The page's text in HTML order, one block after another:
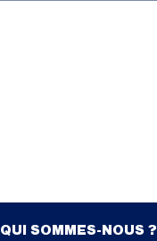
QUI SOMMES-NOUS ?